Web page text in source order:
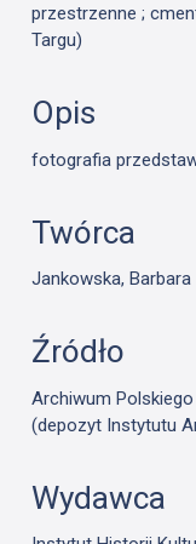
przestrzenne ;
Targu)
Opis
fotografia
Twórca
Jankowska, Barbara
Źródło
Archiwum
(depozyt Instytutu
Wydawca